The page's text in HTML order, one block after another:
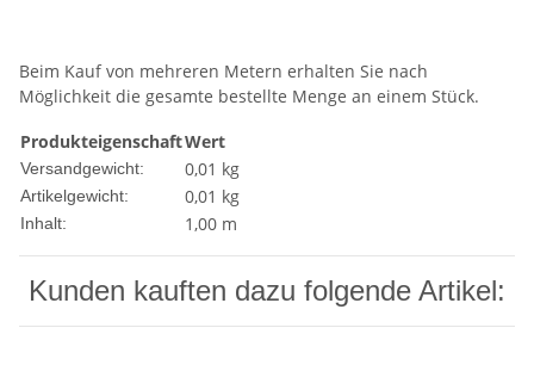
Beim Kauf von mehreren Metern erhalten Sie nach
Möglichkeit die gesamte bestellte Menge an einem Stück.
ProdukteigenschaftWert
Versandgewicht: 0,01 kg
Artikelgewicht: 0,01 kg
Inhalt: 1,00 m
Kunden kauften dazu folgende Artikel: